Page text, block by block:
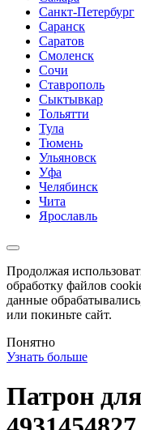
Санкт-Петербург
Саранск
Саратов
Смоленск
Сочи
Ставрополь
Сыктывкар
Тольятти
Тула
Тюмень
Ульяновск
Уфа
Челябинск
Чита
Ярославль
Продолжая
обработку файлов
данные
или покиньте сайт.
Понятно
Узнать больше
Патрон